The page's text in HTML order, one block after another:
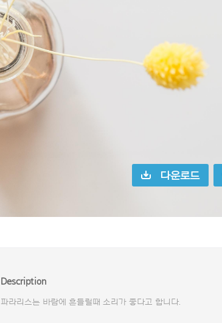
다운로드
Description
파라리스는 바람에 흔들릴때 소리가 좋다고 합니다.